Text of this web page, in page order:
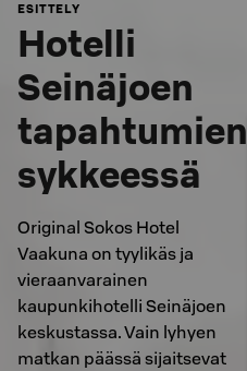
ESITTELY
Hotelli
Seinäjoen
tapahtumien
sykkeessä
Original Sokos Hotel
Vaakuna on tyylikäs ja
vieraanvarainen
kaupunkihotelli Seinäjoen
keskustassa. Vain lyhyen
matkan päässä sijaitsevat